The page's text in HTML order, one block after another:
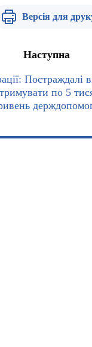
Версія для
Наступна
Постраждалі
по 5